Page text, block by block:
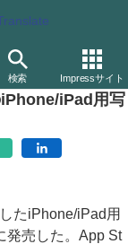
検索 Impressサイト
iPad用写
たiPhone/iPad用
発売した。App St